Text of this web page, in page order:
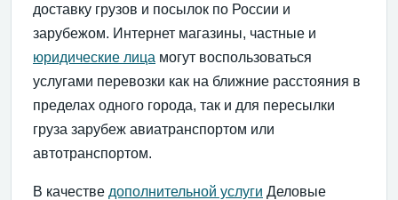
доставку грузов и посылок по России и
зарубежом. Интернет магазины, частные и
юридические лица могут воспользоваться
услугами перевозки как на ближние расстояния в
пределах одного города, так и для пересылки
груза зарубеж авиатранспортом или
автотранспортом.
В качестве дополнительной услуги Деловые